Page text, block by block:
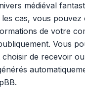
médiéval
les cas, vous pouvez
de votre
Vous
choisir de recevoir